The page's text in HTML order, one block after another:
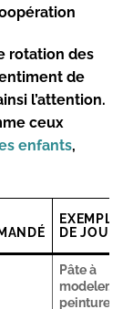
rotation des
de
l’attention.
ceux
enfants,
EXEMPLE
DE
Pâte à
modeler,
peinture